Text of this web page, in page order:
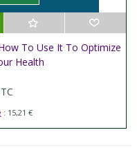
To Use It To Optimize
Health
: 15,21 €